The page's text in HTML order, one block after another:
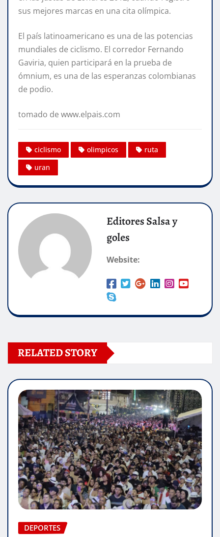
sus mejores marcas en una cita olímpica.
El país latinoamericano es una de las potencias
mundiales de ciclismo. El corredor Fernando
Gaviria, quien participará en la prueba de
ómnium, es una de las esperanzas colombianas
de podio.
tomado de www.elpais.com
ciclismo olimpicos
ruta
uran
Editores Salsa y
goles
Website:
RELATED STORY
DEPORTES